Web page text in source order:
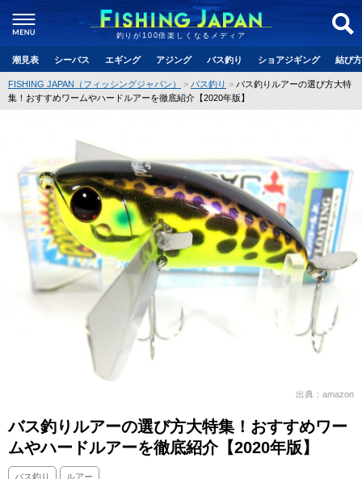
釣りが100倍楽しくなるメディア
潮見表 シーバス エギング アジング バス釣り ショアジギング 結び
FISHING JAPAN（フィッシングジャパン） バス釣り
バス釣りルアーの選び方大特
集！おすすめワームやハードルアーを徹底紹介【2020年版】
出典：amazon
バス釣りルアーの選び方大特集！おすすめワー
ムやハードルアーを徹底紹介【2020年版】
バス釣り ルアー